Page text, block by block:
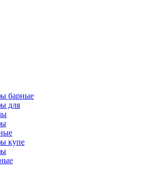
барные
для
купе